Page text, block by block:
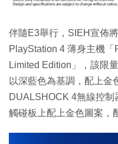
伴隨E3舉行，SIEH宣佈
PlayStation 4 薄身主機
Limited Edition」，該限
以深藍色為基調，配上金
DUALSHOCK 4無線控
觸碰板上配上金色圖案，